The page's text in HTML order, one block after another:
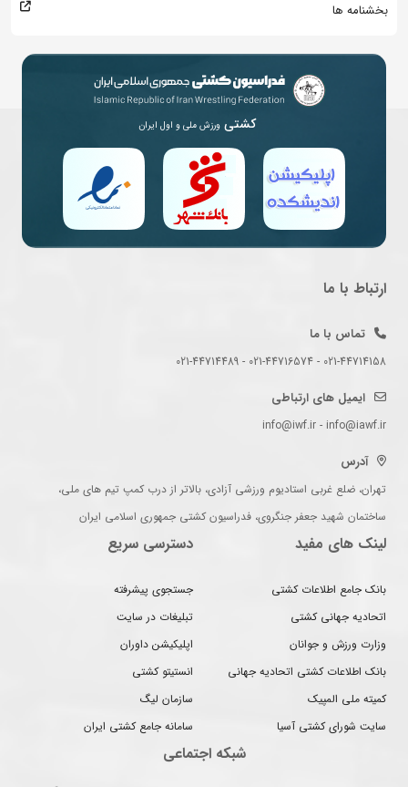
بخشنامه ها
کشتی ورزش ملی و اول ایران
ارتباط با ما
تماس با ما
021-44714158 - 021-44716574 - 021-44714489
ایمیل های ارتباطی
info@iwf.ir - info@iawf.ir
آدرس
تهران، ضلع غربی استادیوم ورزشی آزادی، بالاتر از درب کمپ تیم های ملی،
ساختمان شهید جعفر جنگروی، فدراسیون کشتی جمهوری اسلامی ایران
لینک های مفید
بانک جامع اطلاعات کشتی
اتحادیه جهانی کشتی
وزارت ورزش و جوانان
بانک اطلاعات کشتی اتحادیه جهانی
کمیته ملی المپیک
سایت شورای کشتی آسیا
دسترسی سریع
جستجوی پیشرفته
تبلیغات در سایت
اپلیکیشن داوران
انستیتو کشتی
سازمان لیگ
سامانه جامع کشتی ایران
شبکه اجتماعی